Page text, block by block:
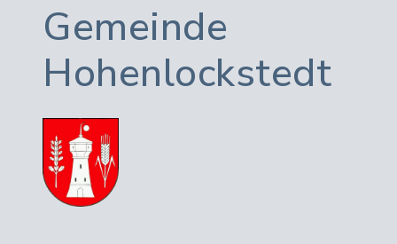
Gemeinde
Hohenlockstedt